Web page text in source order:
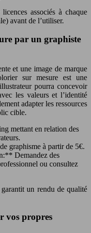
associés à chaque
avant de l’utiliser.
par un graphiste
et une image de marque
sur mesure est une
pourra concevoir
les valeurs et l’identité
adapter les ressources
cible.
mettant en relation des
graphisme à partir de 5€.
Demandez des
ou consultez
un rendu de qualité
vos propres